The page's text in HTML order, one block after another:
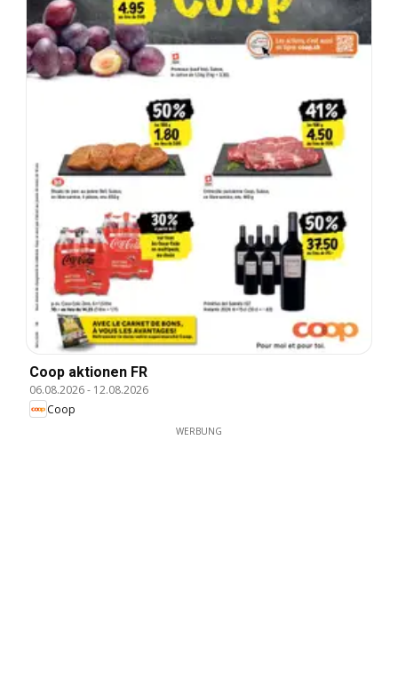
Coop aktionen FR
06.08.2026- 12.08.2026
Coop
WERBUNG